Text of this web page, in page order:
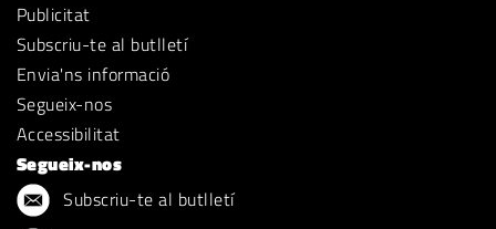
Publicitat
Subscriu-te al butlletí
Envia'ns informació
Segueix-nos
Accessibilitat
Segueix-nos
Subscriu-te al butlletí